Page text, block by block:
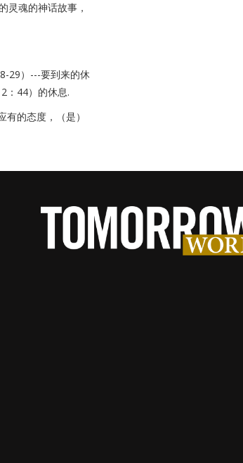
灵魂的神话故事，
29）---要到来的休
：44）的休息.
的态度，（是）